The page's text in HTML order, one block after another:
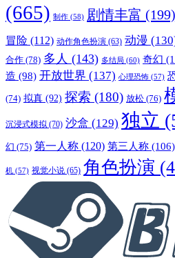
(665) 制作 (58) 剧情丰富 (199)
冒险 (112) 动作角色扮演 (63) 动漫
合作 (78) 多人 (143) 多结局 (60) 奇幻
造 (98) 开放世界 (137) 心理恐怖 (57)
(74) 拟真 (92) 探索 (180) 放松 (76)
沉浸式模拟 (70) 沙盒 (129) 独立
幻 (75) 第一人称 (120) 第三人称 (106)
机 (57) 视觉小说 (65) 角色扮演